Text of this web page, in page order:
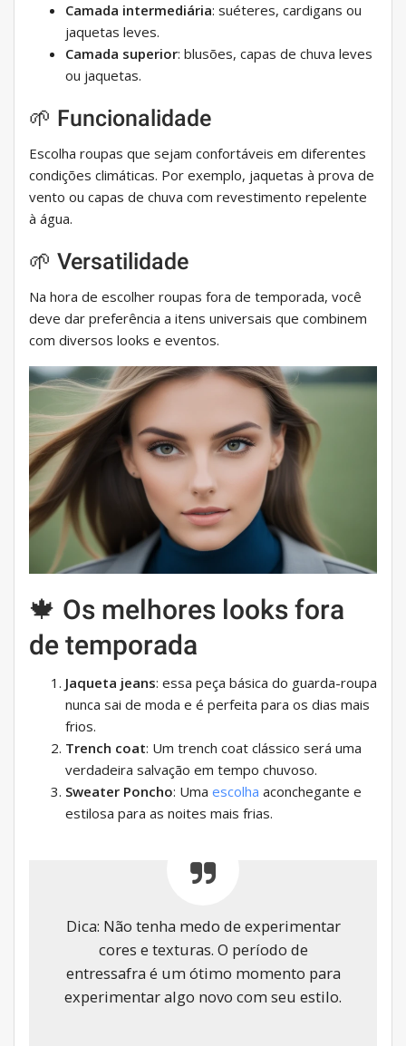
Camada intermediária: suéteres, cardigans ou
jaquetas leves.
Camada superior: blusões, capas de chuva leves
ou jaquetas.
🌱 Funcionalidade
Escolha roupas que sejam confortáveis ​​em diferentes
condições climáticas. Por exemplo, jaquetas à prova de
vento ou capas de chuva com revestimento repelente
à água.
🌱 Versatilidade
Na hora de escolher roupas fora de temporada, você
deve dar preferência a itens universais que combinem
com diversos looks e eventos.
🍁 Os melhores looks fora
de temporada
Jaqueta jeans: essa peça básica do guarda-roupa
nunca sai de moda e é perfeita para os dias mais
frios.
Trench coat: Um trench coat clássico será uma
verdadeira salvação em tempo chuvoso.
Sweater Poncho: Uma escolha aconchegante e
estilosa para as noites mais frias.
Dica: Não tenha medo de experimentar
cores e texturas. O período de
entressafra é um ótimo momento para
experimentar algo novo com seu estilo.